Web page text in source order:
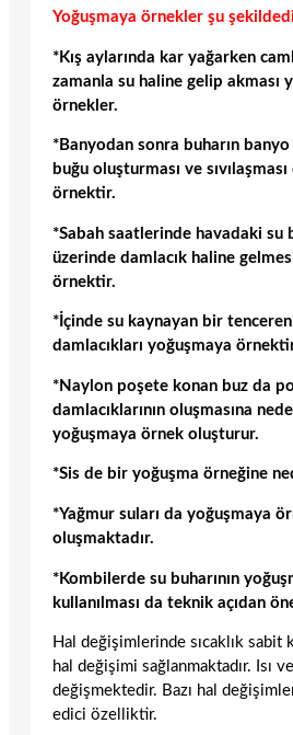
Yoğuşmaya örnekler şu
*Kış aylarında kar yağarken
zamanla su haline gelip akması
örnekler.
*Banyodan sonra buharın banyo
buğu oluşturması ve
örnektir.
*Sabah saatlerinde havadaki su
üzerinde damlacık haline
örnektir.
*İçinde su kaynayan bir
damlacıkları yoğuşmaya
*Naylon poşete konan buz da
damlacıklarının oluşmasına
yoğuşmaya örnek oluşturur.
*Sis de bir yoğuşma örneğine
*Yağmur suları da yoğuşmaya
oluşmaktadır.
*Kombilerde su buharının
kullanılması da teknik açıdan
Hal değişimlerinde sıcaklık sabit
hal değişimi sağlanmaktadır. Isı
değişmektedir. Bazı hal
edici özelliktir.